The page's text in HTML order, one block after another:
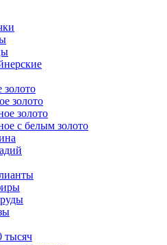
золото
золото
золото
с белым золото
тысяч